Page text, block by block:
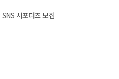
서포터즈 모집